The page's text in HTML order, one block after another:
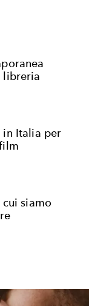
libreria
in Italia per
siamo